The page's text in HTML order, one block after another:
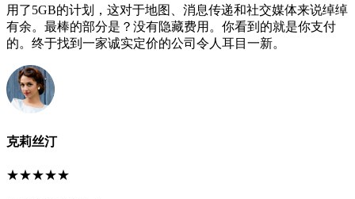
用了5GB的计划，这对于地图、消息传递和社交媒体来说绰绰
有余。最棒的部分是？没有隐藏费用。你看到的就是你支付
的。终于找到一家诚实定价的公司令人耳目一新。
克莉丝汀
★★★★★